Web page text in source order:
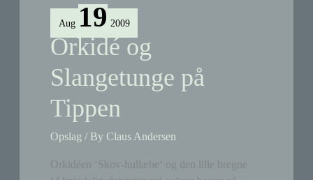
Naturgruppens
Aug 19 2009
Orkidé og
Slangetunge på
Tippen
Opslag / ByClaus Andersen
Orkidéen ‘Skov-hullæbe‘ og den lille bregne